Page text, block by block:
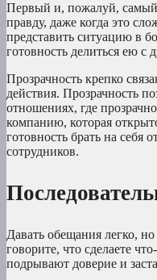
Первый и, пожалуй, самый
правду, даже когда это
представить ситуацию в
готовность делиться ею с
Прозрачность крепко
действия. Прозрачность
отношениях, где
компанию, которая
готовность брать на себя
сотрудников.
Давать обещания легко,
говорите, что сделаете
подрывают доверие и